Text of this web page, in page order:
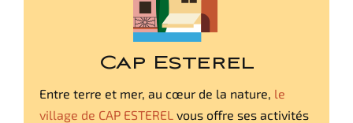
Cap Esterel
Entre terre et mer, au cœur de la nature, le
village de CAP ESTEREL vous offre ses activités